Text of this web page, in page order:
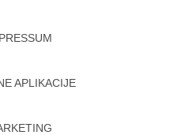
APLIKACIJE